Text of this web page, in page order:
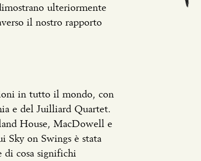
ulteriormente
il nostro rapporto
in tutto il mondo, con
e del Juilliard Quartet.
House, MacDowell e
Sky on Swings è stata
di cosa significhi